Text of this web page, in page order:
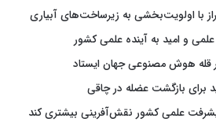
با اولویت‌بخشی به زیرساخت‌های آبیاری
و امید به آینده علمی کشور
قله هوش مصنوعی جهان ایستاد
برای بازگشت عضله در چاقی
علمی کشور نقش‌آفرینی بیشتری کند